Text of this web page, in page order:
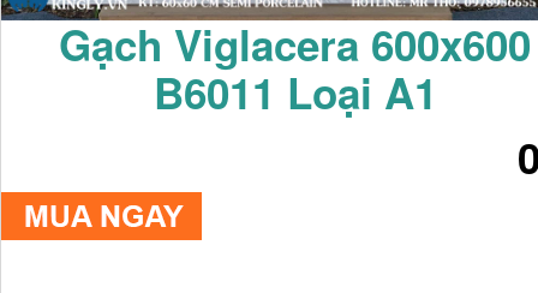
Gạch Viglacera 600x600
B6011 Loại A1